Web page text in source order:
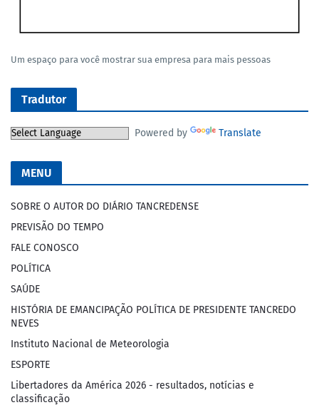
Um espaço para você mostrar sua empresa para mais pessoas
Tradutor
Powered by Translate
MENU
SOBRE O AUTOR DO DIÁRIO TANCREDENSE
PREVISÃO DO TEMPO
FALE CONOSCO
POLÍTICA
SAÚDE
HISTÓRIA DE EMANCIPAÇÃO POLÍTICA DE PRESIDENTE TANCREDO
NEVES
Instituto Nacional de Meteorologia
ESPORTE
Libertadores da América 2026 - resultados, notícias e
classificação